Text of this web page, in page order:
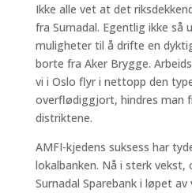
Ikke alle vet at det
fra Surnadal. Egentlig ikke
muligheter til å drifte en
borte fra Aker Brygge.
vi i Oslo flyr i nettopp den
overflødiggjort, hindres man
distriktene.
AMFI-kjedens suksess har
lokalbanken. Nå i sterk
Surnadal Sparebank i løpet